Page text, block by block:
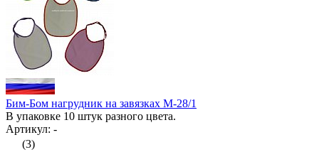
Бим-Бом нагрудник на завязках М-28/1
В упаковке 10 штук разного цвета.
Артикул: -
(3)